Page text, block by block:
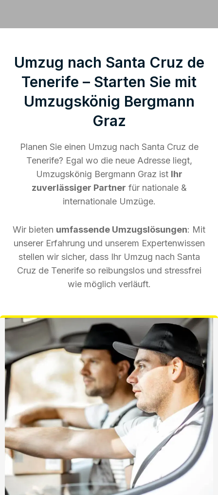
Umzug nach Santa Cruz de
Tenerife – Starten Sie mit
Umzugskönig Bergmann
Graz
Planen Sie einen Umzug nach Santa Cruz de
Tenerife? Egal wo die neue Adresse liegt,
Umzugskönig Bergmann Graz ist Ihr
zuverlässiger Partner für nationale &
internationale Umzüge.
Wir bieten umfassende Umzugslösungen: Mit
unserer Erfahrung und unserem Expertenwissen
stellen wir sicher, dass Ihr Umzug nach Santa
Cruz de Tenerife so reibungslos und stressfrei
wie möglich verläuft.